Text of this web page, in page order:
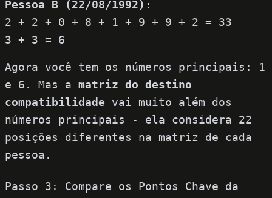
Pessoa B (22/08/1992):
2 + 2 + 0 + 8 + 1 + 9 + 9 + 2 = 33
3 + 3 = 6
Agora você tem os números principais: 1
e 6. Mas a matriz do destino
compatibilidade vai muito além dos
números principais - ela considera 22
posições diferentes na matriz de cada
pessoa.
Passo 3: Compare os Pontos Chave da